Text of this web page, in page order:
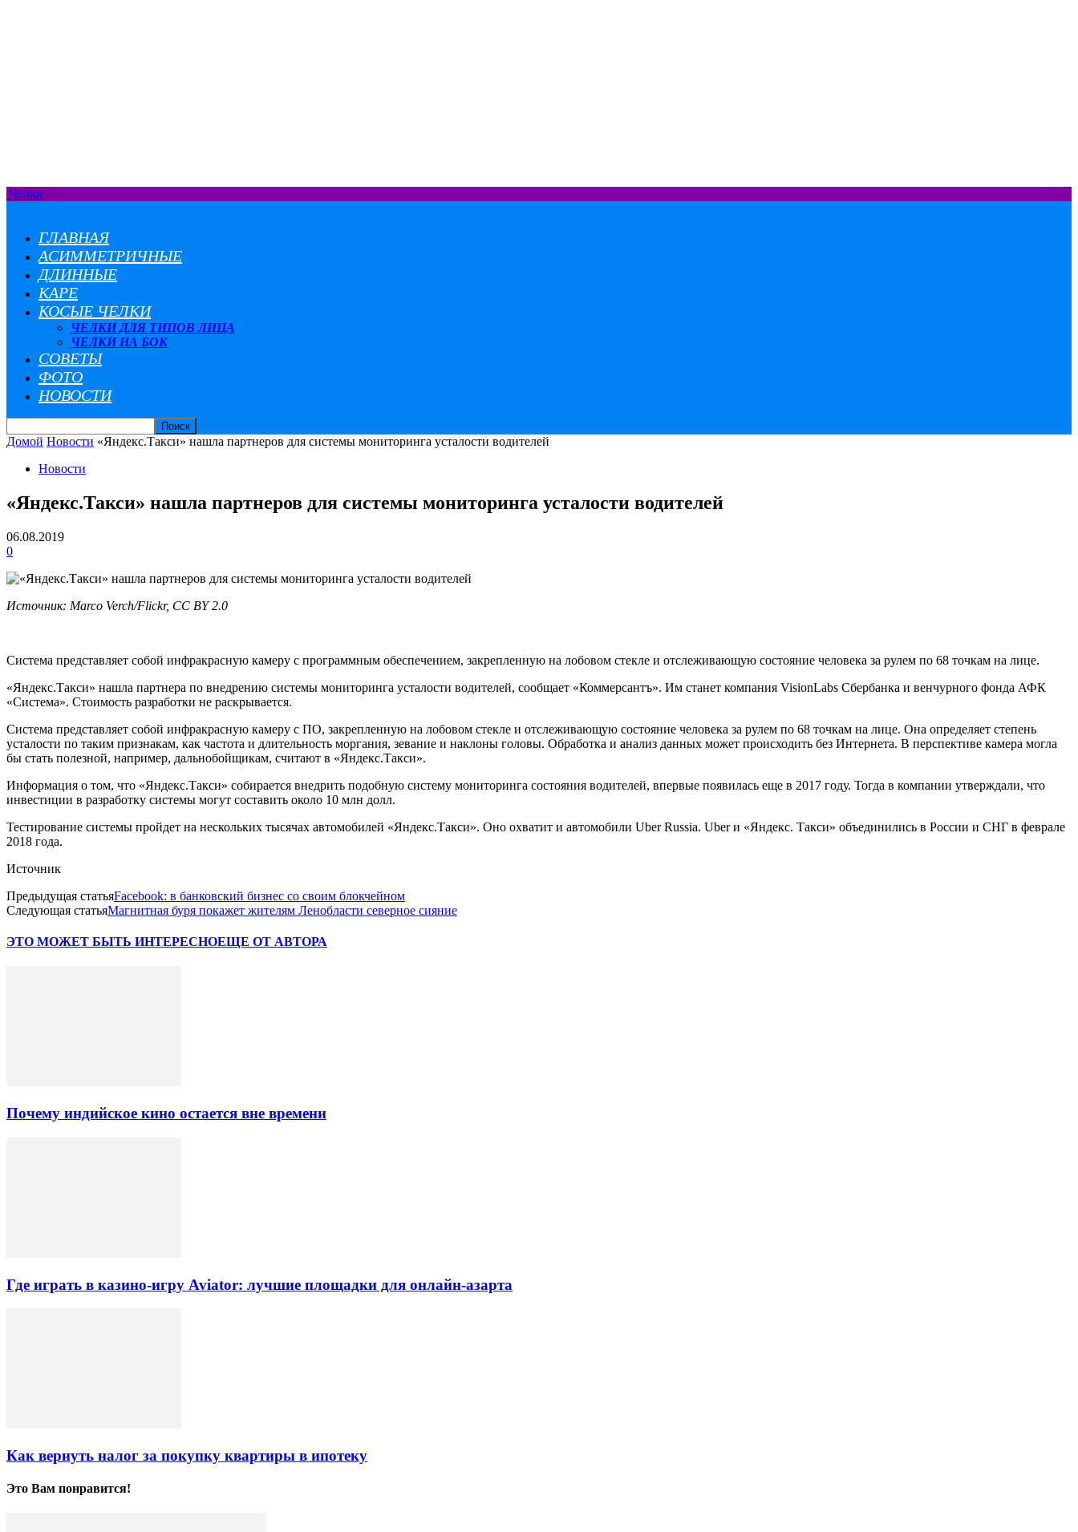
Челки
ГЛАВНАЯ
АСИММЕТРИЧНЫЕ
ДЛИННЫЕ
КАРЕ
КОСЫЕ ЧЕЛКИ
ЧЕЛКИ ДЛЯ ТИПОВ ЛИЦА
ЧЕЛКИ НА БОК
СОВЕТЫ
ФОТО
НОВОСТИ
Домой Новости «Яндекс.Такси» нашла партнеров для системы мониторинга усталости водителей
Новости
«Яндекс.Такси» нашла партнеров для системы мониторинга усталости водителей
06.08.2019
0
Источник: Marco Verch/Flickr, CC BY 2.0
Система представляет собой инфракрасную камеру с программным обеспечением, закрепленную на лобовом стекле и отслеживающую состояние человека за рулем по 68 точкам на лице.
«Яндекс.Такси» нашла партнера по внедрению системы мониторинга усталости водителей, сообщает «Коммерсантъ». Им станет компания VisionLabs Сбербанка и венчурного фонда АФК
«Система». Стоимость разработки не раскрывается.
Система представляет собой инфракрасную камеру с ПО, закрепленную на лобовом стекле и отслеживающую состояние человека за рулем по 68 точкам на лице. Она определяет степень
усталости по таким признакам, как частота и длительность моргания, зевание и наклоны головы. Обработка и анализ данных может происходить без Интернета. В перспективе камера могла
бы стать полезной, например, дальнобойщикам, считают в «Яндекс.Такси».
Информация о том, что «Яндекс.Такси» собирается внедрить подобную систему мониторинга состояния водителей, впервые появилась еще в 2017 году. Тогда в компании утверждали, что
инвестиции в разработку системы могут составить около 10 млн долл.
Тестирование системы пройдет на нескольких тысячах автомобилей «Яндекс.Такси». Оно охватит и автомобили Uber Russia. Uber и «Яндекс. Такси» объединились в России и СНГ в феврале
2018 года.
Источник
Предыдущая статьяFacebook: в банковский бизнес со своим блокчейном
Следующая статьяМагнитная буря покажет жителям Ленобласти северное сияние
ЭТО МОЖЕТ БЫТЬ ИНТЕРЕСНОЕЩЕ ОТ АВТОРА
Почему индийское кино остается вне времени
Где играть в казино-игру Aviator: лучшие площадки для онлайн-азарта
Как вернуть налог за покупку квартиры в ипотеку
Это Вам понравится!